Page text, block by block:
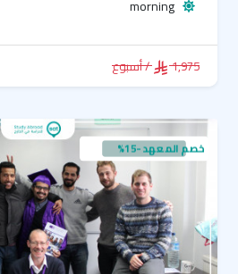
1,975 / أسبوع
خصم المعهد -15%